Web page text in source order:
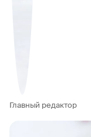
Главный редактор